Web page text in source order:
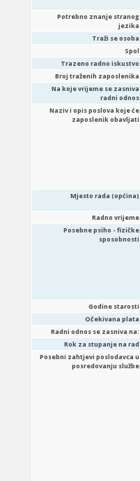
Potrebno znanje stranog
jezika
Traži se osoba
Spol
Trazeno radno iskustvo
Broj traženih zaposlenika
Na koje vrijeme se zasniva
radni odnos
Naziv i opis poslova koje će
zaposlenik obavljati
Mjesto rada (općina)
Radno vrijeme
Posebne psiho - fizičke
sposobnosti
Godine starosti
Očekivana plata
Radni odnos se zasniva na:
Rok za stupanje na rad
Posebni zahtjevi poslodavca u
posredovanju službe